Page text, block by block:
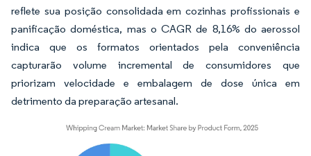
reflete sua posição consolidada em cozinhas profissionais e
panificação doméstica, mas o CAGR de 8,16% do aerossol
indica que os formatos orientados pela conveniência
capturarão volume incremental de consumidores que
priorizam velocidade e embalagem de dose única em
detrimento da preparação artesanal.